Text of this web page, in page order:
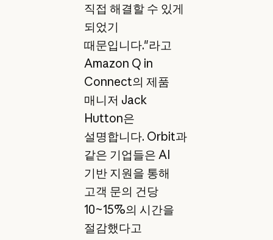
직접 해결할 수 있게
되었기
때문입니다."라고
Amazon Q in
Connect의 제품
매니저 Jack
Hutton은
설명합니다. Orbit과
같은 기업들은 AI
기반 지원을 통해
고객 문의 건당
10~15%의 시간을
절감했다고